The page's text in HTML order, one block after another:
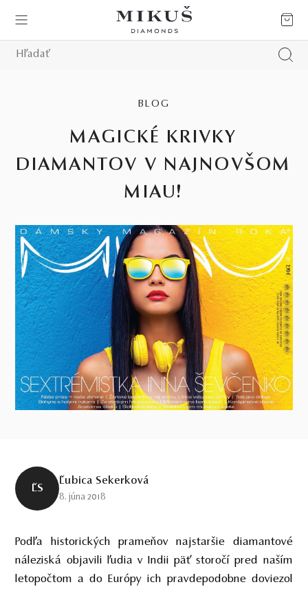
BLOG
MAGICKÉ KRIVKY
DIAMANTOV V NAJNOVŠOM
MIAU!
ĽS
Ľubica Sekerková
8. júna 2018
Podľa historických prameňov najstaršie diamantové
náleziská objavili ľudia v Indii päť storočí pred naším
letopočtom a do Európy ich pravdepodobne doviezol